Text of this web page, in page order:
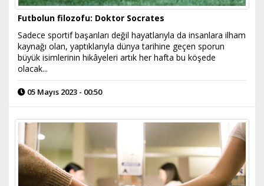
Futbolun filozofu: Doktor Socrates
Sadece sportif başarıları değil hayatlarıyla da insanlara ilham
kaynağı olan, yaptıklarıyla dünya tarihine geçen sporun
büyük isimlerinin hikâyeleri artık her hafta bu köşede
olacak...
05 Mayıs 2023 - 00:50